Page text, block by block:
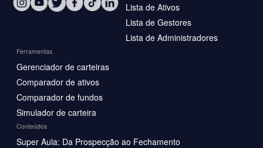
Lista de Ativos
Lista de Gestores
Lista de Administradores
Ferramentas
Gerenciador de carteiras
Comparador de ativos
Comparador de fundos
Simulador de carteira
Conteúdos
Super Aula: Da Prospecção ao Fechamento